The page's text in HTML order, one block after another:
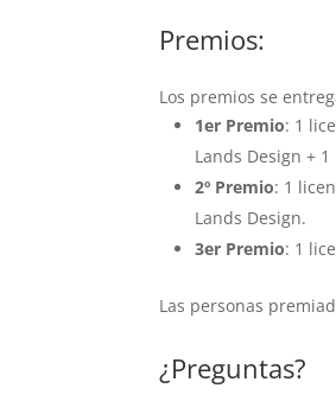
Premios:
Los premios se
1er Premio: 1
Lands Design +
2º Premio: 1
Lands Design.
3er Premio: 1
Las personas
¿Preguntas?